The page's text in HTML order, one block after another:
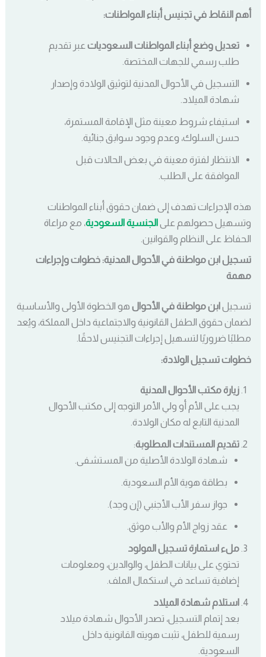
أهم النقاط في تجنيس أبناء المواطنات:
تعديل وضع أبناء المواطنات السعوديات عبر تقديم
طلب رسمي للجهات المختصة.
التسجيل في الأحوال المدنية لتوثيق الولادة وإصدار
شهادة الميلاد.
استيفاء شروط معينة مثل الإقامة المستمرة،
حسن السلوك، وعدم وجود سوابق جنائية.
الانتظار لفترة معينة في بعض الحالات قبل
الموافقة على الطلب.
هذه الإجراءات تهدف إلى ضمان حقوق أبناء المواطنات
وتسهيل حصولهم علىالجنسية السعودية، مع مراعاة
الحفاظ على النظام والقوانين.
تسجيل ابن مواطنة في الأحوال المدنية: خطوات وإجراءات
مهمة
تسجيل ابن مواطنة في الأحوال هو الخطوة الأولى والأساسية
لضمان حقوق الطفل القانونية والاجتماعية داخل المملكة، ويُعد
مطلبًا ضروريًا لتسهيل إجراءات التجنيس لاحقًا.
خطوات تسجيل الولادة:
زيارة مكتب الأحوال المدنية
يجب على الأم أو ولي الأمر التوجه إلى مكتب الأحوال
المدنية التابع له مكان الولادة.
تقديم المستندات المطلوبة:
شهادة الولادة الأصلية من المستشفى.
بطاقة هوية الأم السعودية.
جواز سفر الأب الأجنبي (إن وجد).
عقد زواج الأم والأب موثق.
ملء استمارة تسجيل المولود
تحتوي على بيانات الطفل، والوالدين، ومعلومات
إضافية تساعد في استكمال الملف.
استلام شهادة الميلاد
بعد إتمام التسجيل، تصدر الأحوال شهادة ميلاد
رسمية للطفل، تثبت هويته القانونية داخل
السعودية.